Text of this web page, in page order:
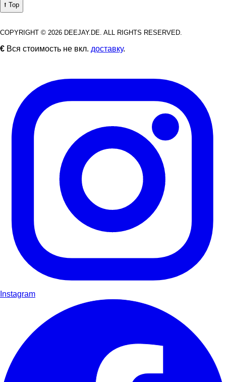
⭡ Top
COPYRIGHT © 2026 DEEJAY.DE. ALL RIGHTS RESERVED.
€ Вся стоимость не вкл. доставку.
Instagram